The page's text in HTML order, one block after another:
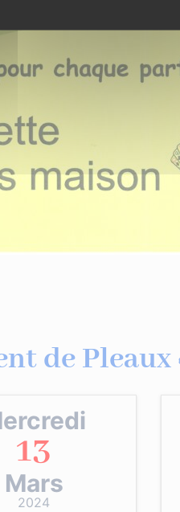
de Pleaux
13
Mars
2024